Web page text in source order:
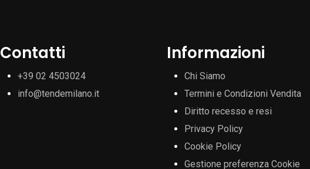
Contatti
+39 02 4503024
info@tendemilano.it
Informazioni
Chi Siamo
Termini e Condizioni Vendita
Diritto recesso e resi
Privacy Policy
Cookie Policy
Gestione preferenza Cookie